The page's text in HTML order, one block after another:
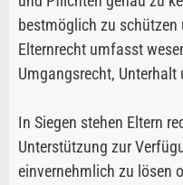
bestmöglich zu
Elternrecht umfasst
Umgangsrecht,
In Siegen stehen Eltern
Unterstützung zur
einvernehmlich zu lösen